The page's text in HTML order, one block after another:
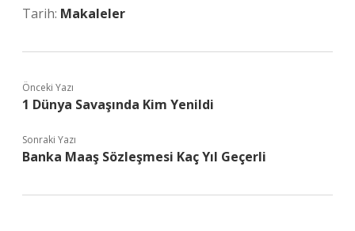
Tarih: Makaleler
Önceki Yazı
1 Dünya Savaşında Kim Yenildi
Sonraki Yazı
Banka Maaş Sözleşmesi Kaç Yıl Geçerli